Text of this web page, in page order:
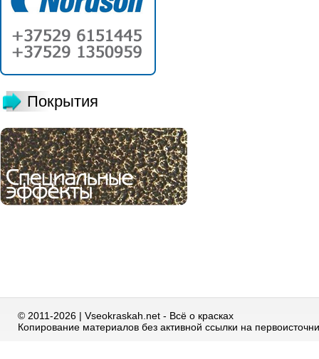
Покрытия
© 2011-2026 | Vseokraskah.net - Всё о красках
Копирование материалов без активной ссылки на